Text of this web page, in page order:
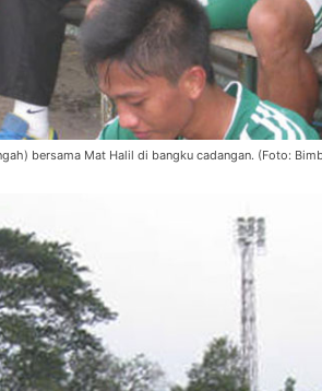
bersama Mat Halil di bangku cadangan. (Foto: